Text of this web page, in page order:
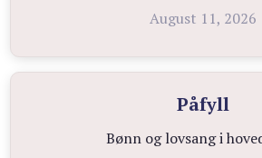
August 11, 2026
Påfyll
Bønn og lovsang i